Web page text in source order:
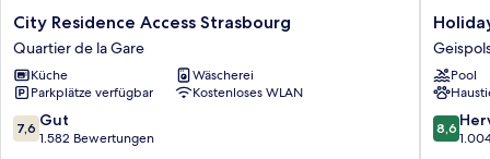
City
Residence
Access
Strasbourg
Quartier
de
la
City Residence Access Strasbourg
Quartier de la Gare
Küche
Wäscherei
Parkplätze verfügbar
Kostenloses WLAN
7.6
von
7,6 Gut
1.582 Bewertungen
Holiday
Inn
Express
-
Sud
by
Pool
8.6
von
8,6